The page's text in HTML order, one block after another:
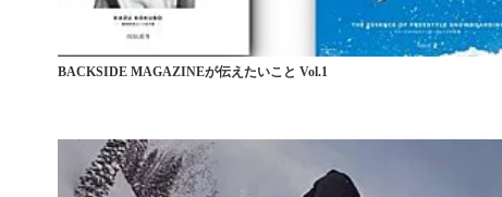
BACKSIDE MAGAZINEが伝えたいこと Vol.1